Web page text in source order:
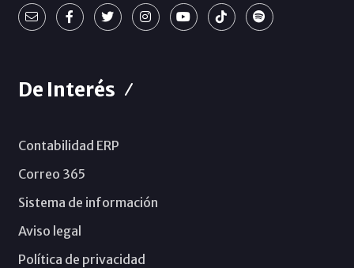
De Interés
Contabilidad ERP
Correo 365
Sistema de información
Aviso legal
Política de privacidad